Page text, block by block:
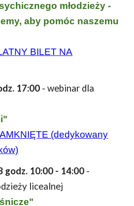
młodzieży -
aby pomóc naszemu
BILET NA
17:00 - webinar dla
(dedykowany
godz. 10:00 - 14:00 -
licealnej
"